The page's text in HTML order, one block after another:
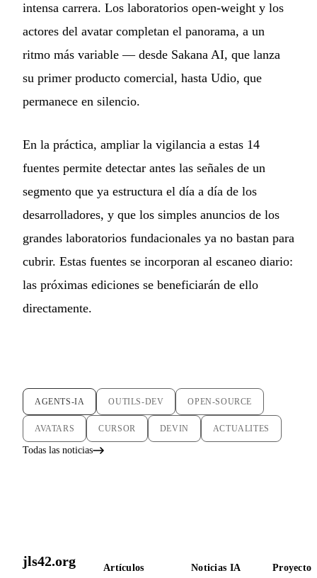
intensa carrera. Los laboratorios open-weight y los
actores del avatar completan el panorama, a un
ritmo más variable — desde Sakana AI, que lanza
su primer producto comercial, hasta Udio, que
permanece en silencio.
En la práctica, ampliar la vigilancia a estas 14
fuentes permite detectar antes las señales de un
segmento que ya estructura el día a día de los
desarrolladores, y que los simples anuncios de los
grandes laboratorios fundacionales ya no bastan para
cubrir. Estas fuentes se incorporan al escaneo diario:
las próximas ediciones se beneficiarán de ello
directamente.
AGENTS-IA OUTILS-DEV OPEN-SOURCE
AVATARS CURSOR DEVIN ACTUALITES
Todas las noticias
jls42.org Artículos Noticias IA Proyectos